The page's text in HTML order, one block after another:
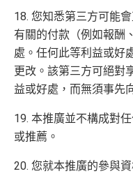
18. 您知悉第三方可能
有關的付款（例如報酬
處。任何此等利益或好
更改。該第三方可絕對
益或好處，而無須事先
19. 本推廣並不構成對
或推薦。
20. 您就本推廣的參與